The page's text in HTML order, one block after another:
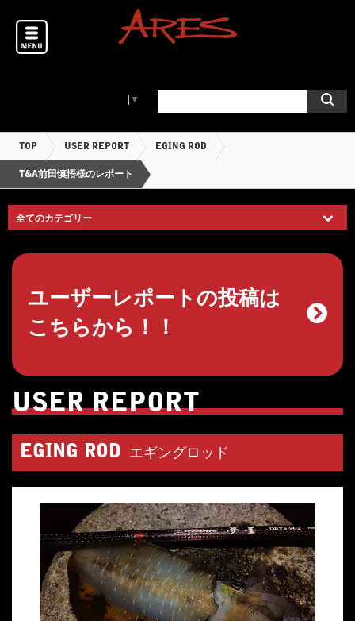
▼
TOP USER REPORT EGING ROD
T&A前田慎悟様のレポート
ユーザーレポートの投稿は
こちらから！！
USER REPORT
EGING ROD エギングロッド